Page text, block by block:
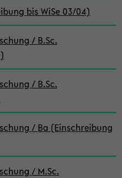
bis WiSe 03/04)
/ B.Sc.
/ B.Sc.
/ Ba (Einschreibung
/ M.Sc.